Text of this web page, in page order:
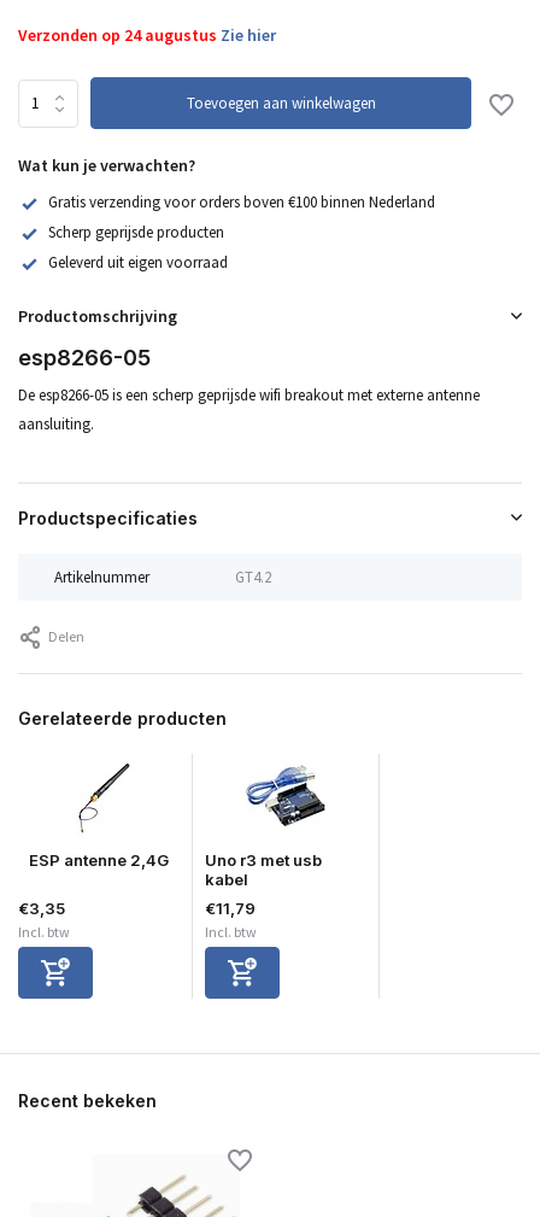
Verzonden op 24 augustus Zie hier
Toevoegen aan winkelwagen
Wat kun je verwachten?
Gratis verzending voor orders boven €100 binnen Nederland
Scherp geprijsde producten
Geleverd uit eigen voorraad
Productomschrijving
esp8266-05
De esp8266-05 is een scherp geprijsde wifi breakout met externe antenne
aansluiting.
Productspecificaties
Artikelnummer GT4.2
Delen
Gerelateerde producten
ESP antenne 2,4G
€3,35
Incl. btw
Uno r3 met usb
kabel
€11,79
Incl. btw
Recent bekeken